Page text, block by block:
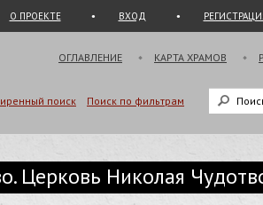
О ПРОЕКТЕ ВХОД
ОГЛАВЛЕНИЕ КАРТА ХРАМОВ
поиск Поиск по фильтрам
Церковь Николая